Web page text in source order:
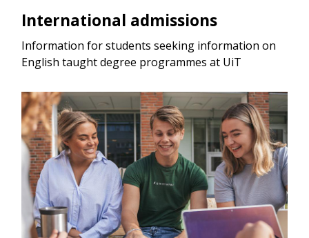
International admissions
Information for students seeking information on
English taught degree programmes at UiT